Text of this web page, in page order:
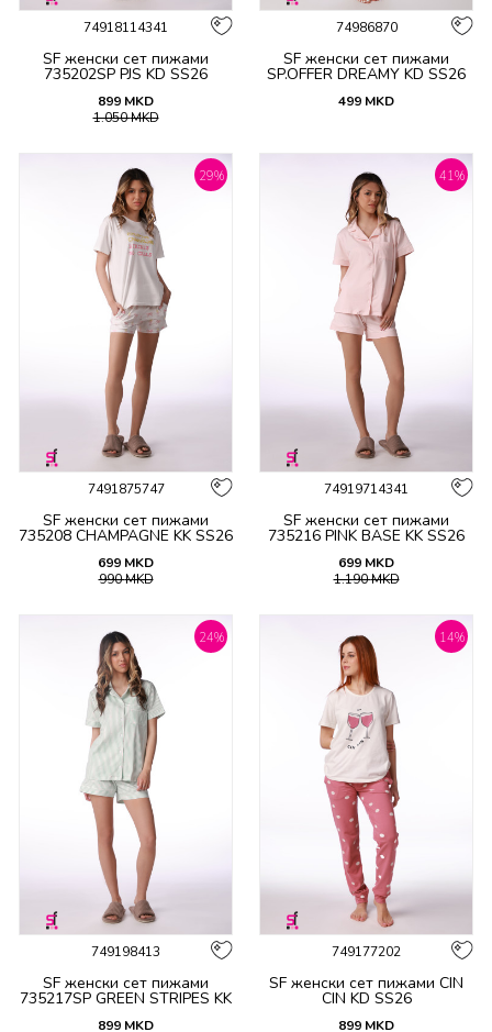
74918114341
SF женски сет пижами
735202SP PJS KD SS26
899 MKD
1.050MKD
74986870
SF женски сет пижами
SP.OFFER DREAMY KD SS26
499 MKD
29%
7491875747
SF женски сет пижами
735208 CHAMPAGNE KK SS26
699 MKD
990MKD
41%
74919714341
SF женски сет пижами
735216 PINK BASE KK SS26
699 MKD
1.190MKD
24%
749198413
SF женски сет пижами
735217SP GREEN STRIPES KK
899 MKD
14%
749177202
SF женски сет пижами CIN
CIN KD SS26
899 MKD